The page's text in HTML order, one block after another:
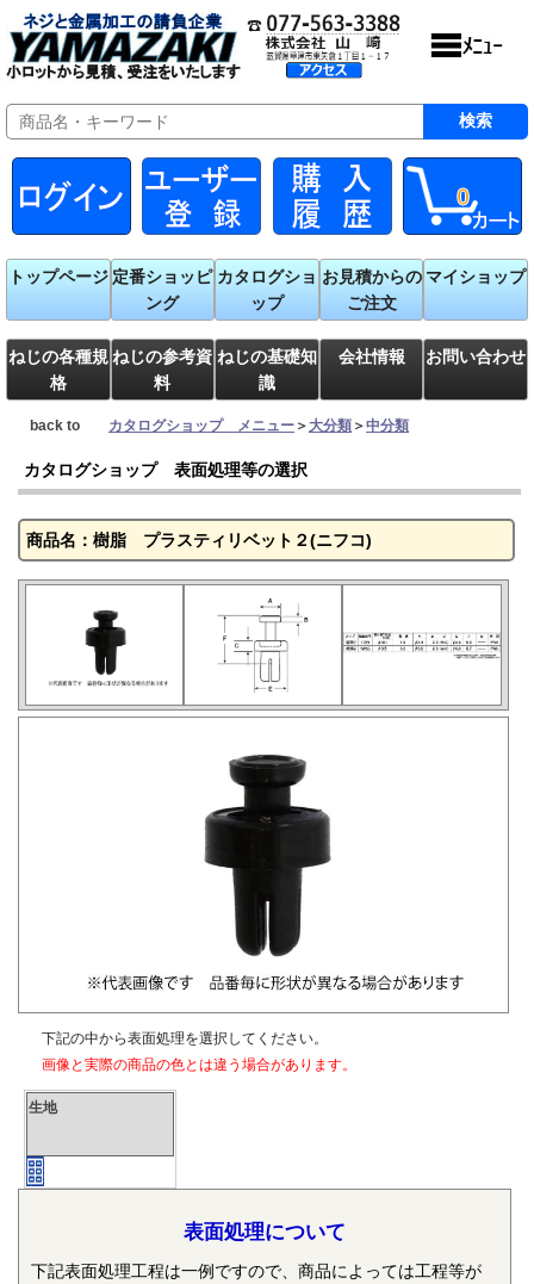
0
トップページ 定番ショッピ
ング
カタログショ
ップ
お見積からの
ご注文
マイショップ
ねじの各種規
格
ねじの参考資
料
ねじの基礎知
識
会社情報 お問い合わせ
back to カタログショップ メニュー ＞大分類 ＞中分類
カタログショップ 表面処理等の選択
商品名：樹脂 プラスティリベット２(ニフコ)
下記の中から表面処理を選択してください。
画像と実際の商品の色とは違う場合があります。
生地
表面処理について
下記表面処理工程は一例ですので、商品によっては工程等が